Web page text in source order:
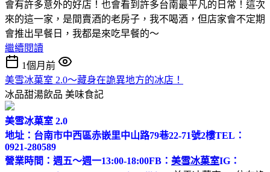
會有許多意外的好店！也會看到許多台南最平凡的日常！這次
來的這一家，是間賣酒的老房子，我不喝酒，但店家會不定期
會推出早餐日，我都是來吃早餐的～
繼續閱讀
1個月前
美雪冰菓室 2.0～藏身在詭異地方的冰店！
冰品甜湯飲品 美味食記
美雪冰菓室 2.0
地址：台南市中西區赤嵌里中山路79巷22-71號2樓TEL：
0921-280589
營業時間：週五～週一13:00-18:00FB： 美雪冰菓室IG：